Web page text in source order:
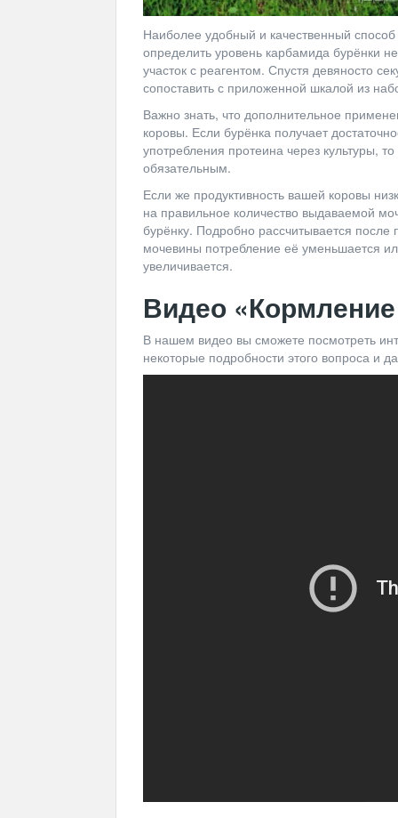
Наиболее удобный и качественный
определить уровень карбамида бурёнки
участок с реагентом. Спустя девяносто
сопоставить с приложенной шкалой из
Важно знать, что дополнительное
коровы. Если бурёнка получает
употребления протеина через культуры,
обязательным.
Если же продуктивность вашей коровы
на правильное количество выдаваемой
бурёнку. Подробно рассчитывается
мочевины потребление её уменьшается
увеличивается.
Видео
В нашем видео вы сможете посмотреть
некоторые подробности этого вопроса и